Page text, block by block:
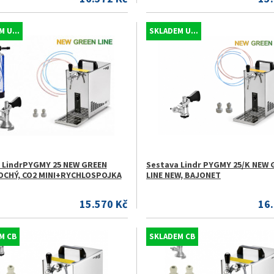
U...
25 NEW GREEN
CO2 MINI+RYCHLOSPOJKA
15.570 Kč
SKLADEM U...
Sestava Lindr PYGMY 25/K NEW
LINE NEW, BAJONET
CB SKLADEM CB